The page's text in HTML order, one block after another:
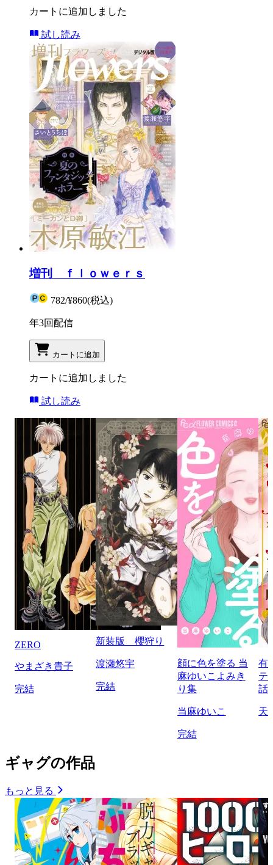
カートに追加しました
試し読み
増刊 ｆｌｏｗｅｒｓ
782/¥860(税込)
年3回配信
カートに追加
カートに追加しました
試し読み
ZERO
やまざき貴子
完結
新装版 櫻狩り
渡瀬悠宇
完結
顔に色を塗る 当
麻ゆいこよみき
り集
当麻ゆいこ
完結
有
テ
話
天
ギャグの作品
もっと見る